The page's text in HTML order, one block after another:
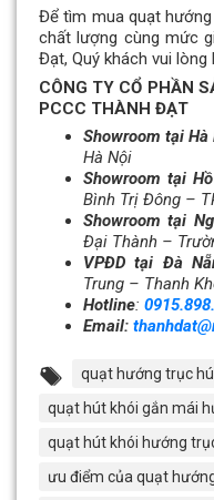
Để tìm mua quạt
chất lượng cùng mức
Đạt, Quý khách vui lòng
CÔNG TY CỔ PHẦN
PCCC THÀNH ĐẠT
Showroom tại Hà
Hà Nội
Showroom tại
Bình Trị Đông –
Showroom tại
Đại Thành –
VPĐD tại Đà
Trung – Thanh
Hotline:
Email:
quạt hướng trục
quạt hút khói gắn mái
quạt hút khói hướng
ưu điểm của quạt